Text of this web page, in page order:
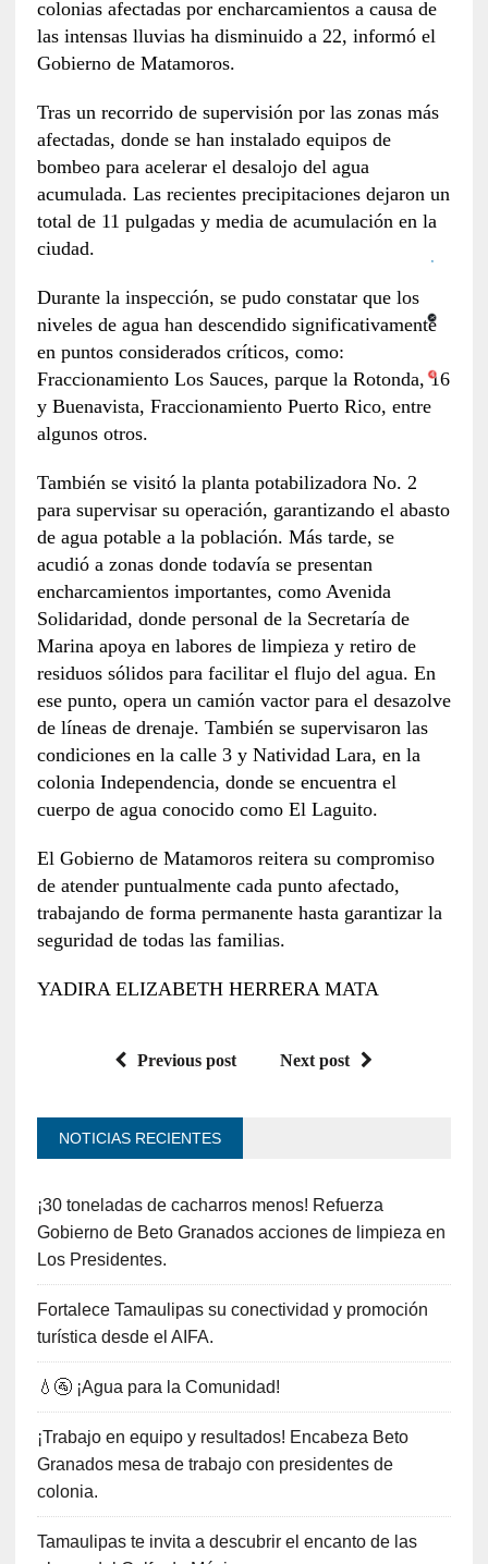
colonias afectadas por encharcamientos a causa de
las intensas lluvias ha disminuido a 22, informó el
Gobierno de Matamoros.
Tras un recorrido de supervisión por las zonas más
afectadas, donde se han instalado equipos de
bombeo para acelerar el desalojo del agua
acumulada. Las recientes precipitaciones dejaron un
total de 11 pulgadas y media de acumulación en la
ciudad.
Durante la inspección, se pudo constatar que los
niveles de agua han descendido significativamente
en puntos considerados críticos, como:
Fraccionamiento Los Sauces, parque la Rotonda, 16
y Buenavista, Fraccionamiento Puerto Rico, entre
algunos otros.
También se visitó la planta potabilizadora No. 2
para supervisar su operación, garantizando el abasto
de agua potable a la población. Más tarde, se
acudió a zonas donde todavía se presentan
encharcamientos importantes, como Avenida
Solidaridad, donde personal de la Secretaría de
Marina apoya en labores de limpieza y retiro de
residuos sólidos para facilitar el flujo del agua. En
ese punto, opera un camión vactor para el desazolve
de líneas de drenaje. También se supervisaron las
condiciones en la calle 3 y Natividad Lara, en la
colonia Independencia, donde se encuentra el
cuerpo de agua conocido como El Laguito.
El Gobierno de Matamoros reitera su compromiso
de atender puntualmente cada punto afectado,
trabajando de forma permanente hasta garantizar la
seguridad de todas las familias.
YADIRA ELIZABETH HERRERA MATA
Previous post Next post
NOTICIAS RECIENTES
¡30 toneladas de cacharros menos! Refuerza
Gobierno de Beto Granados acciones de limpieza en
Los Presidentes.
Fortalece Tamaulipas su conectividad y promoción
turística desde el AIFA.
💧🚰 ¡Agua para la Comunidad!
¡Trabajo en equipo y resultados! Encabeza Beto
Granados mesa de trabajo con presidentes de
colonia.
Tamaulipas te invita a descubrir el encanto de las